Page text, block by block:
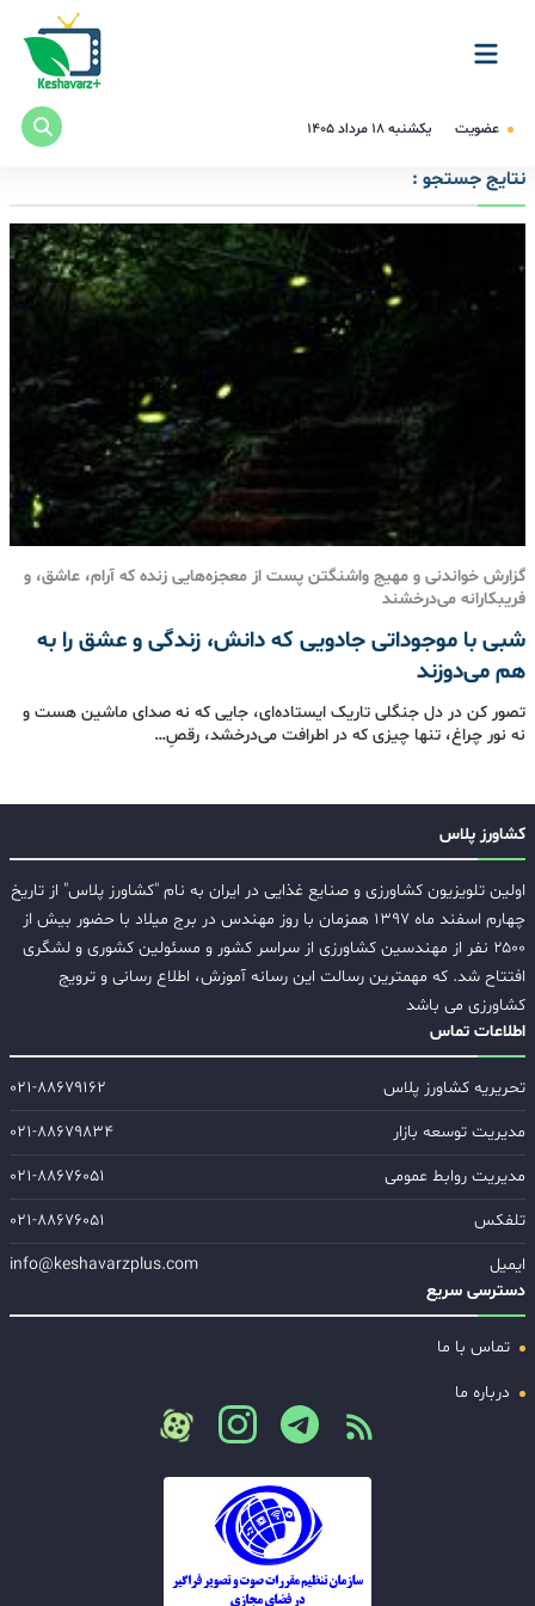
عضویت یکشنبه ۱۸ مرداد ۱۴۰۵
نتایج جستجو :
گزارش خواندنی و مهیج واشنگتن پست از معجزه‌هایی زنده که آرام، عاشق، و
فریبکارانه می‌درخشند
شبی با موجوداتی جادویی که دانش، زندگی و عشق را به
هم می‌دوزند
تصور کن در دل جنگلی تاریک ایستاده‌ای، جایی که نه صدای ماشین هست و
نه نور چراغ، تنها چیزی که در اطرافت می‌درخشد، رقصِ…
کشاورز پلاس
اولین تلویزیون کشاورزی و صنایع غذایی در ایران به نام "کشاورز پلاس" از تاریخ
چهارم اسفند ماه ۱۳۹۷ همزمان با روز مهندس در برج میلاد با حضور بیش از
۲۵۰۰ نفر از مهندسین کشاورزی از سراسر کشور و مسئولین کشوری و لشگری
افتتاح شد. که مهمترین رسالت این رسانه آموزش، اطلاع رسانی و ترویج
کشاورزی می باشد
اطلاعات تماس
تحریریه کشاورز پلاس
۰۲۱-۸۸۶۷۹۱۶۲
مدیریت توسعه بازار
۰۲۱-۸۸۶۷۹۸۳۴
مدیریت روابط عمومی
۰۲۱-۸۸۶۷۶۰۵۱
تلفکس
۰۲۱-۸۸۶۷۶۰۵۱
ایمیل
info@keshavarzplus.com
دسترسی سریع
تماس با ما
درباره ما